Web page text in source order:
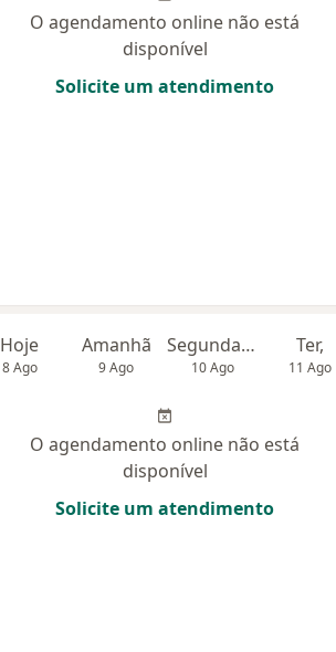
O agendamento online não está
disponível
Solicite um atendimento
Hoje
8 Ago
Amanhã
9 Ago
Segunda-feira
10 Ago
Ter,
11 Ago
O agendamento online não está
disponível
Solicite um atendimento